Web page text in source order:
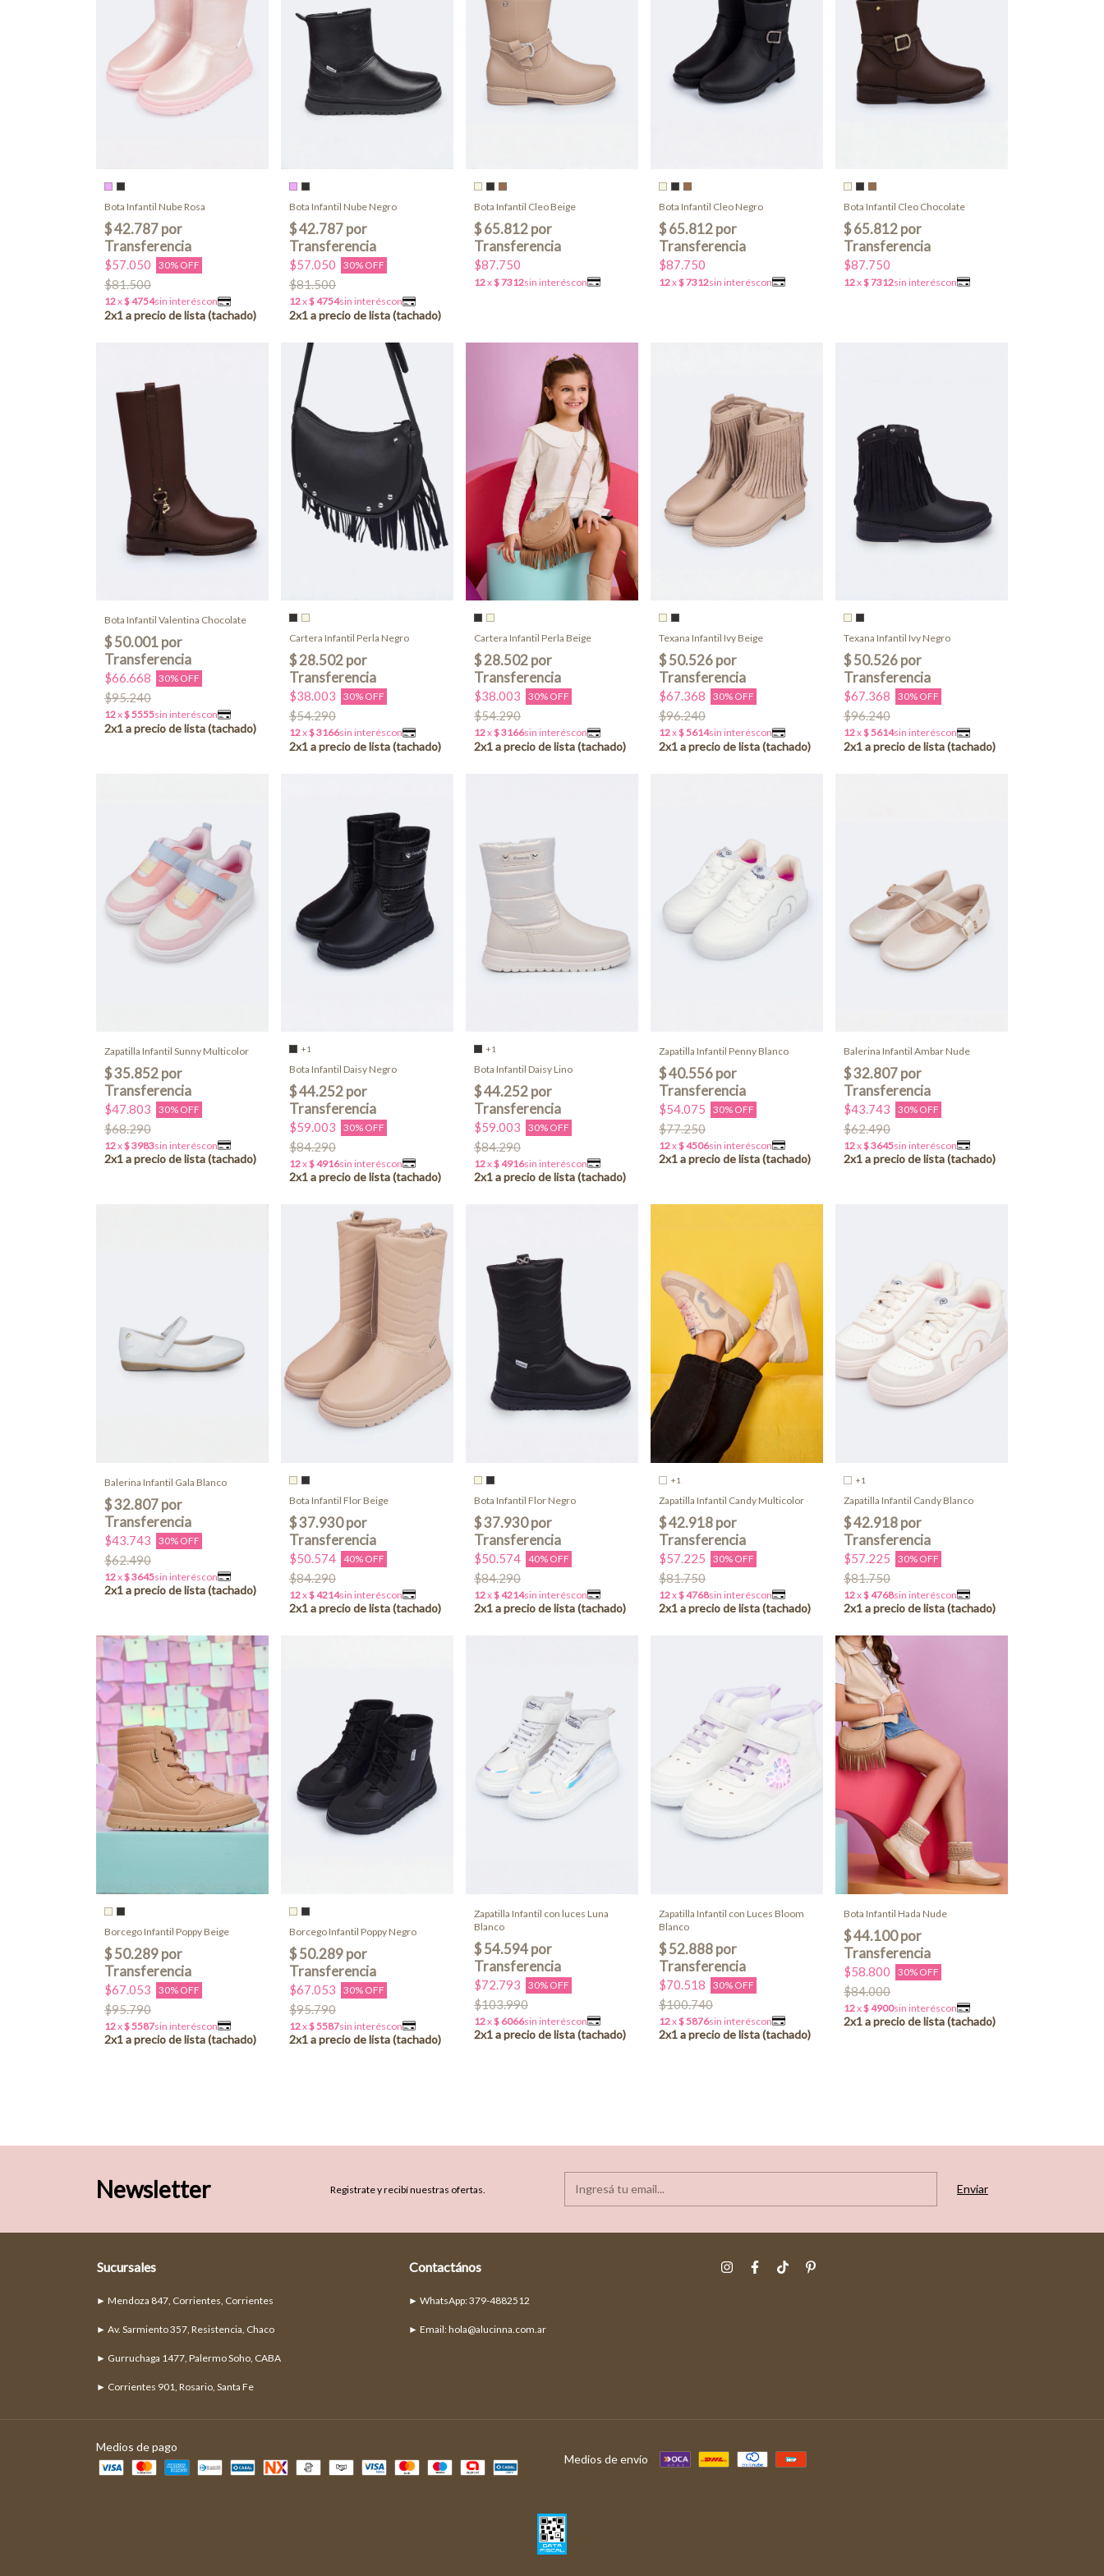
Bota Infantil Nube Rosa
$57.050 30% OFF
$81.500
Bota Infantil Nube Negro
$57.050 30% OFF
$81.500
Bota Infantil Cleo Beige
$87.750
Bota Infantil Cleo Negro
$87.750
Bota Infantil Cleo Chocolate
$87.750
Bota Infantil Valentina Chocolate
$66.668 30% OFF
$95.240
Cartera Infantil Perla Negro
$38.003 30% OFF
$54.290
Cartera Infantil Perla Beige
$38.003 30% OFF
$54.290
Texana Infantil Ivy Beige
$67.368 30% OFF
$96.240
Texana Infantil Ivy Negro
$67.368 30% OFF
$96.240
Zapatilla Infantil Sunny Multicolor
$47.803 30% OFF
$68.290
+1
Bota Infantil Daisy Negro
$59.003 30% OFF
$84.290
+1
Bota Infantil Daisy Lino
$59.003 30% OFF
$84.290
Zapatilla Infantil Penny Blanco
$54.075 30% OFF
$77.250
Balerina Infantil Ambar Nude
$43.743 30% OFF
$62.490
Balerina Infantil Gala Blanco
$43.743 30% OFF
$62.490
Bota Infantil Flor Beige
$50.574 40% OFF
$84.290
Bota Infantil Flor Negro
$50.574 40% OFF
$84.290
+1
Zapatilla Infantil Candy Multicolor
$57.225 30% OFF
$81.750
+1
Zapatilla Infantil Candy Blanco
$57.225 30% OFF
$81.750
Borcego Infantil Poppy Beige
$67.053 30% OFF
$95.790
Borcego Infantil Poppy Negro
$67.053 30% OFF
$95.790
Zapatilla Infantil con luces Luna
Blanco
$72.793 30% OFF
$103.990
Zapatilla Infantil con Luces Bloom
Blanco
$70.518 30% OFF
$100.740
Bota Infantil Hada Nude
$58.800 30% OFF
$84.000
Newsletter Registrate y recibí nuestras ofertas.
Sucursales
► Mendoza 847, Corrientes, Corrientes
► Av. Sarmiento 357, Resistencia, Chaco
► Gurruchaga 1477, Palermo Soho, CABA
► Corrientes 901, Rosario, Santa Fe
Contactános
► Email:hola@alucinna.com.ar
Medios de pago
Medios de envío